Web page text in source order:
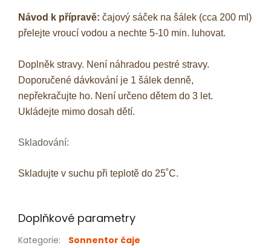
Návod k přípravě: čajový sáček na šálek (cca 200 ml)
přelejte vroucí vodou a nechte 5-10 min. luhovat.
Doplněk stravy. Není náhradou pestré stravy.
Doporučené dávkování je 1 šálek denně,
nepřekračujte ho. Není určeno dětem do 3 let.
Ukládejte mimo dosah dětí.
Skladování:
Skladujte v suchu při teplotě do 25˚C.
Doplňkové parametry
Kategorie:
Sonnentor čaje